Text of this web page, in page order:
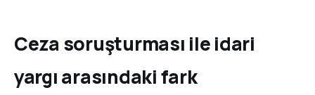
Ceza soruşturması ile idari
yargı arasındaki fark